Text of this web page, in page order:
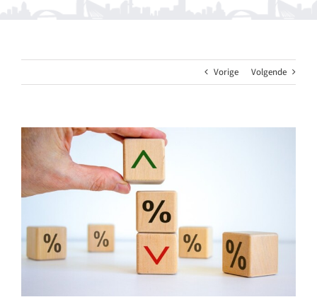
Vorige Volgende
Bekijk
grotere
afbeelding